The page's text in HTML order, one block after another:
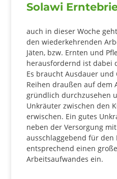
Solawi
auch in dieser Woche
den wiederkehrenden
Jäten, bzw. Ernten und
herausfordernd ist dabei
Es braucht Ausdauer und
Reihen draußen auf dem
gründlich durchzusehen
Unkräuter zwischen den
erwischen. Ein gutes
neben der Versorgung
ausschlaggebend für
entsprechend einen
Arbeitsaufwandes ein.